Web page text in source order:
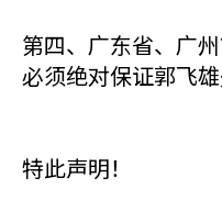
第四、广东省、广
必须绝对保证郭飞雄
特此声明！